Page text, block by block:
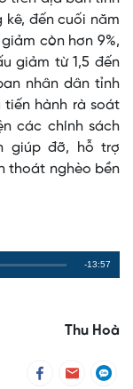
đến cuối năm
còn hơn 9%,
giảm từ 1,5 đến
nhân dân tỉnh
hành rà soát
các chính sách
giúp đỡ, hỗ trợ
thoát nghèo bền
Remaining
-13:57
Thu Hoà